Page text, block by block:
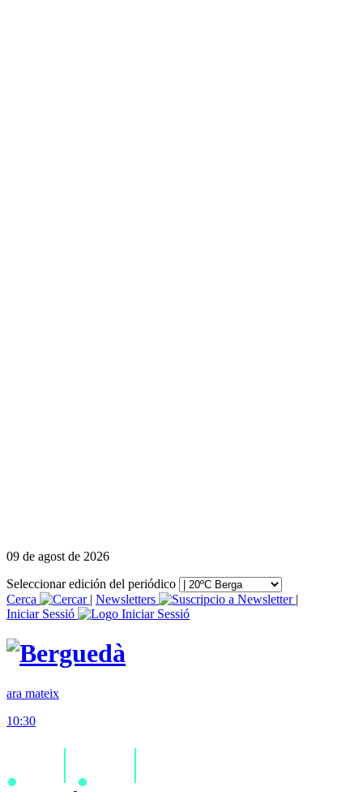
09 de agost de 2026
Seleccionar edición del periódico
Cerca
| Newsletters
|
Iniciar Sessió
ara mateix
10:30